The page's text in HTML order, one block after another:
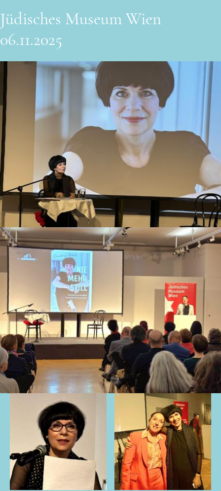
Jüdisches Museum Wien
06.11.2025